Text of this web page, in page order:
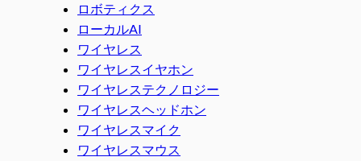
ロボティクス
ローカルAI
ワイヤレス
ワイヤレスイヤホン
ワイヤレステクノロジー
ワイヤレスヘッドホン
ワイヤレスマイク
ワイヤレスマウス